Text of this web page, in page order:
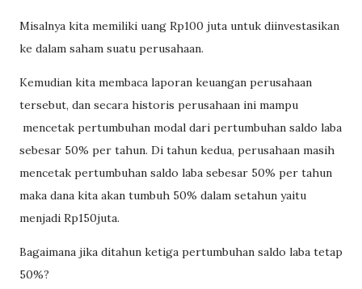
Misalnya kita memiliki uang Rp100 juta untuk diinvestasikan
ke dalam saham suatu perusahaan.
Kemudian kita membaca laporan keuangan perusahaan
tersebut, dan secara historis perusahaan ini mampu
mencetak pertumbuhan modal dari pertumbuhan saldo laba
sebesar 50% per tahun. Di tahun kedua, perusahaan masih
mencetak pertumbuhan saldo laba sebesar 50% per tahun
maka dana kita akan tumbuh 50% dalam setahun yaitu
menjadi Rp150juta.
Bagaimana jika ditahun ketiga pertumbuhan saldo laba tetap
50%?